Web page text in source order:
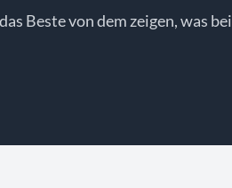
Beste von dem zeigen, was bei